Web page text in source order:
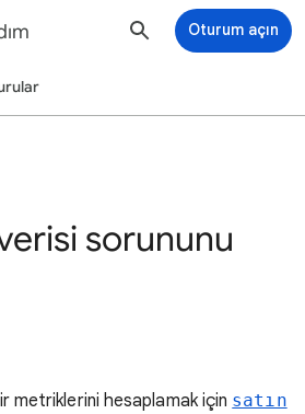
Oturum açın
sorununu
metriklerini hesaplamak için satın